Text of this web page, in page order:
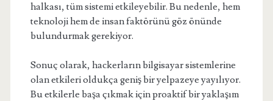
halkası, tüm sistemi etkileyebilir. Bu nedenle, hem
teknoloji hem de insan faktörünü göz önünde
bulundurmak gerekiyor.
Sonuç olarak, hackerların bilgisayar sistemlerine
olan etkileri oldukça geniş bir yelpazeye yayılıyor.
Bu etkilerle başa çıkmak için proaktif bir yaklaşım